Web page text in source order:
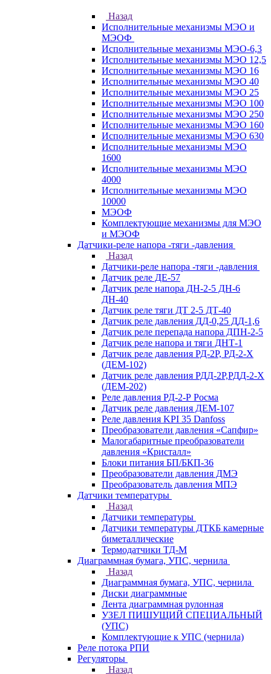
Назад
Исполнительные механизмы МЭО и
МЭОФ
Исполнительные механизмы МЭО-6,3
Исполнительные механизмы МЭО 12,5
Исполнительные механизмы МЭО 16
Исполнительные механизмы МЭО 40
Исполнительные механизмы МЭО 25
Исполнительные механизмы МЭО 100
Исполнительные механизмы МЭО 250
Исполнительные механизмы МЭО 160
Исполнительные механизмы МЭО 630
Исполнительные механизмы МЭО
1600
Исполнительные механизмы МЭО
4000
Исполнительные механизмы МЭО
10000
МЭОФ
Комплектующие механизмы для МЭО
и МЭОФ
Датчики-реле напора -тяги -давления
Назад
Датчики-реле напора -тяги -давления
Датчик реле ДЕ-57
Датчик реле напора ДН-2-5 ДН-6
ДН-40
Датчик реле тяги ДТ 2-5 ДТ-40
Датчик реле давления ДД-0,25 ДД-1,6
Датчик реле перепада напора ДПН-2-5
Датчик реле напора и тяги ДНТ-1
Датчик реле давления РД-2Р, РД-2-Х
(ДЕМ-102)
Датчик реле давления РДД-2Р,РДД-2-Х
(ДЕМ-202)
Реле давления РД-2-Р Росма
Датчик реле давления ДЕМ-107
Реле давления KPI 35 Danfoss
Преобразователи давления «Сапфир»
Малогабаритные преобразователи
давления «Кристалл»
Блоки питания БП/БКП-36
Преобразователи давления ДМЭ
Преобразователь давления МПЭ
Датчики температуры
Назад
Датчики температуры
Датчики температуры ДТКБ камерные
биметаллические
Термодатчики ТД-М
Диаграммная бумага, УПС, чернила
Назад
Диаграммная бумага, УПС, чернила
Диски диаграммные
Лента диаграммная рулонная
УЗЕЛ ПИШУЩИЙ СПЕЦИАЛЬНЫЙ
(УПС)
Комплектующие к УПС (чернила)
Реле потока РПИ
Регуляторы
Назад